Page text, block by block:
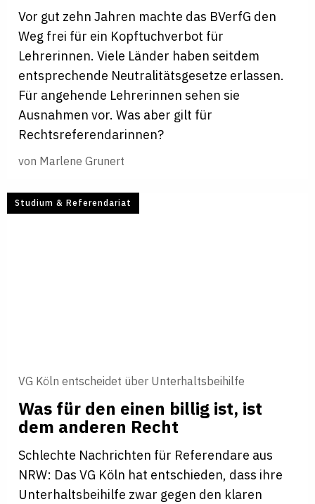
Vor gut zehn Jahren machte das BVerfG den
Weg frei für ein Kopftuchverbot für
Lehrerinnen. Viele Länder haben seitdem
entsprechende Neutralitätsgesetze erlassen.
Für angehende Lehrerinnen sehen sie
Ausnahmen vor. Was aber gilt für
Rechtsreferendarinnen?
von Marlene Grunert
Studium & Referendariat
VG Köln entscheidet über Unterhaltsbeihilfe
Was für den einen billig ist, ist
dem anderen Recht
Schlechte Nachrichten für Referendare aus
NRW: Das VG Köln hat entschieden, dass ihre
Unterhaltsbeihilfe zwar gegen den klaren